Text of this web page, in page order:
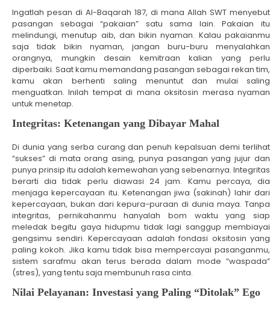
Ingatlah pesan di Al-Baqarah 187, di mana Allah SWT menyebut
pasangan sebagai “pakaian” satu sama lain. Pakaian itu
melindungi, menutup aib, dan bikin nyaman. Kalau pakaianmu
saja tidak bikin nyaman, jangan buru-buru menyalahkan
orangnya, mungkin desain kemitraan kalian yang perlu
diperbaiki. Saat kamu memandang pasangan sebagai rekan tim,
kamu akan berhenti saling menuntut dan mulai saling
menguatkan. Inilah tempat di mana oksitosin merasa nyaman
untuk menetap.
Integritas: Ketenangan yang Dibayar Mahal
Di dunia yang serba curang dan penuh kepalsuan demi terlihat
“sukses” di mata orang asing, punya pasangan yang jujur dan
punya prinsip itu adalah kemewahan yang sebenarnya. Integritas
berarti dia tidak perlu diawasi 24 jam. Kamu percaya, dia
menjaga kepercayaan itu. Ketenangan jiwa (sakinah) lahir dari
kepercayaan, bukan dari kepura-puraan di dunia maya. Tanpa
integritas, pernikahanmu hanyalah bom waktu yang siap
meledak begitu gaya hidupmu tidak lagi sanggup membiayai
gengsimu sendiri. Kepercayaan adalah fondasi oksitosin yang
paling kokoh. Jika kamu tidak bisa mempercayai pasanganmu,
sistem sarafmu akan terus berada dalam mode “waspada”
(stres), yang tentu saja membunuh rasa cinta.
Nilai Pelayanan: Investasi yang Paling “Ditolak” Ego